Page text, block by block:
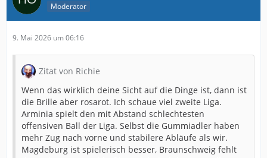
Moderator
9. Mai 2026 um 06:16
Zitat von Richie
Wenn das wirklich deine Sicht auf die Dinge ist, dann ist
die Brille aber rosarot. Ich schaue viel zweite Liga.
Arminia spielt den mit Abstand schlechtesten
offensiven Ball der Liga. Selbst die Gummiadler haben
mehr Zug nach vorne und stabilere Abläufe als wir.
Magdeburg ist spielerisch besser, Braunschweig fehlt